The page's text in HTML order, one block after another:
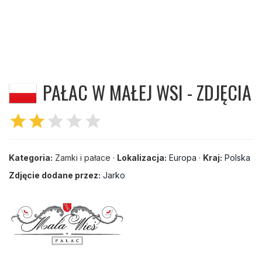
PAŁAC W MAŁEJ WSI - ZDJĘCIA
starstar star star star
Kategoria: Zamki i pałace · Lokalizacja: Europa · Kraj: Polska
Zdjęcie dodane przez: Jarko